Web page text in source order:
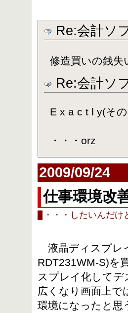
Re:会計ソ
修造買いの銭失
Re:会計ソ
E x a c t l y(そ
・・・orz
2009/09/24
仕事環境改
・・・したいんだ
液晶ディスプレ
RDT231WM-S)を
スプレイ化してデ
広くなり画面上で
環境になったと思